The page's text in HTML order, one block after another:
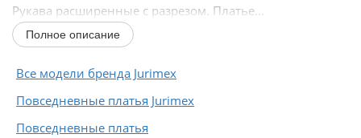
Рукава расширенные с разрезом. Платье...
Полное описание
Все модели бренда Jurimex
Повседневные платья Jurimex
Повседневные платья